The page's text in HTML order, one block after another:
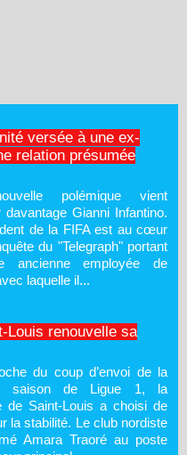
versée à une ex-
relation présumée
polémique vient
davantage Gianni Infantino.
de la FIFA est au cœur
du "Telegraph" portant
ancienne employée de
laquelle il...
Louis renouvelle sa
du coup d’envoi de la
saison de Ligue 1, la
de Saint-Louis a choisi de
la stabilité. Le club nordiste
Amara Traoré au poste